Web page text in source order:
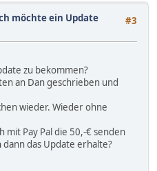
#3
möchte ein Update
zu bekommen?
an Dan geschrieben und
wieder. Wieder ohne
mit Pay Pal die 50,-€ senden
das Update erhalte?